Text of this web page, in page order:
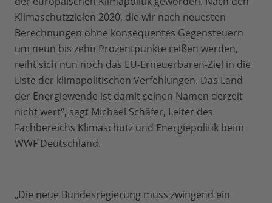
Klimaschutzzielen 2020, die wir nach neuesten
Berechnungen ohne konsequentes Gegensteuern
um neun bis zehn Prozentpunkte reißen werden,
reiht sich nun noch das EU-Erneuerbaren-Ziel in die
Liste der klimapolitischen Verfehlungen. Das Land
der Energiewende ist damit seinen Namen derzeit
nicht wert“, sagt Michael Schäfer, Leiter des
Fachbereichs Klimaschutz und Energiepolitik beim
WWF Deutschland.
„Die neue Bundesregierung muss zwingend ein